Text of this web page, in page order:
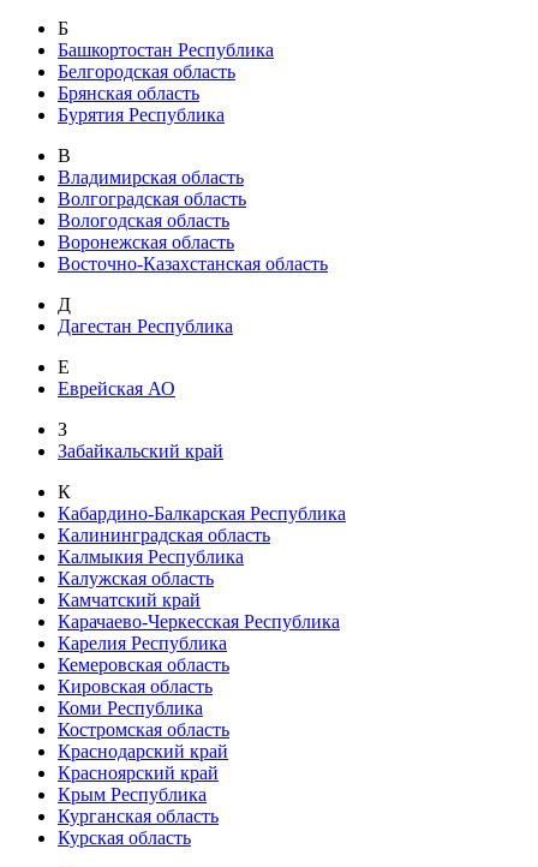
Б
Башкортостан Республика
Белгородская область
Брянская область
Бурятия Республика
В
Владимирская область
Волгоградская область
Вологодская область
Воронежская область
Восточно-Казахстанская область
Д
Дагестан Республика
Е
Еврейская АО
З
Забайкальский край
К
Кабардино-Балкарская Республика
Калининградская область
Калмыкия Республика
Калужская область
Камчатский край
Карачаево-Черкесская Республика
Карелия Республика
Кемеровская область
Кировская область
Коми Республика
Костромская область
Краснодарский край
Красноярский край
Крым Республика
Курганская область
Курская область